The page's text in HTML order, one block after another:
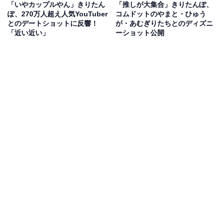
「いやカップルやん」きりたん
ぽ、270万人超え人気YouTuber
とのデートショットに反響！
「近い近い」
「推しが大集合」きりたんぽ、
コムドットのやまと・ひゅう
が・あむぎりたちとのディズニ
ーショット公開